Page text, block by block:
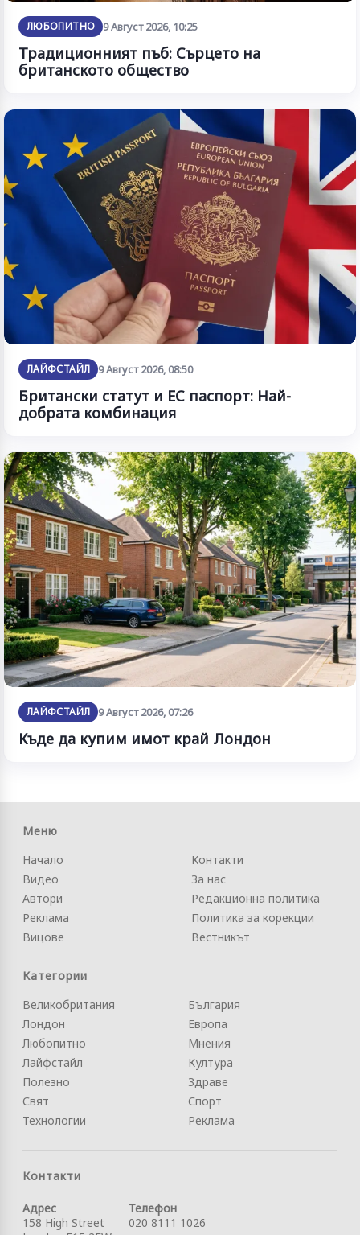
ЛЮБОПИТНО 9 Август 2026, 10:25
Традиционният пъб: Сърцето на
британското общество
ЛАЙФСТАЙЛ 9 Август 2026, 08:50
Британски статут и ЕС паспорт: Най-
добрата комбинация
ЛАЙФСТАЙЛ 9 Август 2026, 07:26
Къде да купим имот край Лондон
Меню
Начало
Видео
Автори
Реклама
Вицове
Контакти
За нас
Редакционна политика
Политика за корекции
Вестникът
Категории
Великобритания
Лондон
Любопитно
Лайфстайл
Полезно
Свят
Технологии
България
Европа
Мнения
Култура
Здраве
Спорт
Реклама
Контакти
Адрес
158 High Street
Телефон
020 8111 1026